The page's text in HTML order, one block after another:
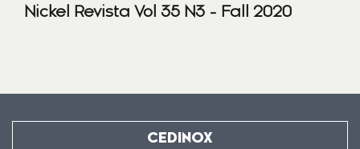
Nickel Revista Vol 35 N3 - Fall 2020
CEDINOX